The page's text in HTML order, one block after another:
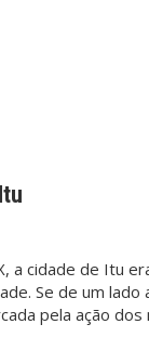
a cidade de Itu
Se de um lado
pela ação dos